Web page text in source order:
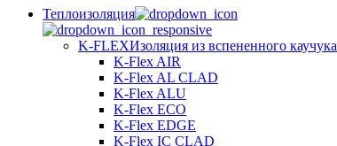
Теплоизоляция
K-FLEXИзоляция из вспененного каучука
K-Flex AIR
K-Flex AL CLAD
K-Flex ALU
K-Flex ECO
K-Flex EDGE
K-Flex IC CLAD